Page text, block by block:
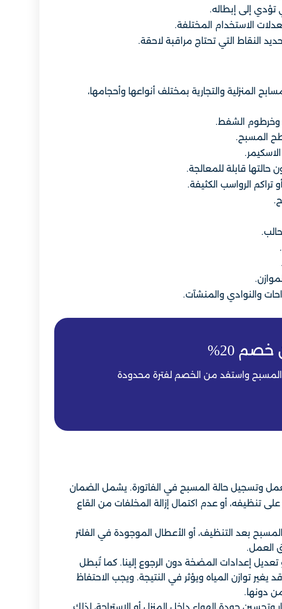
تؤدي إلى إبطاله.
الاستخدام المختلفة.
النقاط التي تحتاج مراقبة لاحقة.
والتجارية بمختلف أنواعها وأحجامها،
وخرطوم الشفط.
المسبح.
حالتها قابلة للمعالجة.
الرواسب الكثيفة.
والنوادي والمنشآت.
20%
واستفد من الخصم لفترة محدودة
العمل وتسجيل حالة المسبح في الفاتورة. يشمل الضمان
تنظيفه، أو عدم اكتمال إزالة المخلفات من القاع
بعد التنظيف، أو الأعطال الموجودة في الفلتر
العمل.
إعدادات المضخة دون الرجوع إلينا. كما تُبطل
يغير توازن المياه ويؤثر في النتيجة. ويجب الاحتفاظ
من دونها.
وتحسين جودة الهواء داخل المنزل أو الاستراحة، لذلك